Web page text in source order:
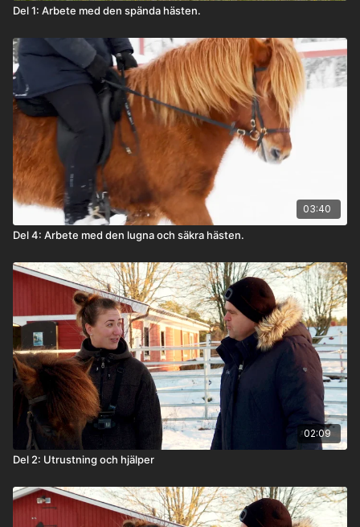
Del 1: Arbete med den spända hästen.
03:40
Del 4: Arbete med den lugna och säkra hästen.
02:09
Del 2: Utrustning och hjälper